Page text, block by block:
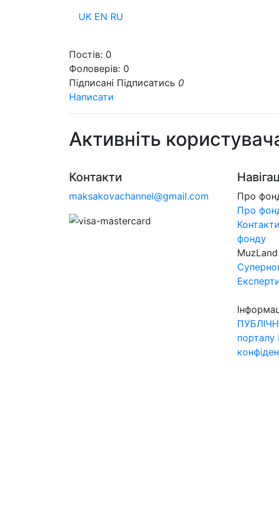
UK EN RU
Постів: 0
Фоловерів: 0
Підписані Підписатись 0
Написати
Активніть
Контакти
maksakovachannel@gmail.com
Про
Про
Контакти
фонду
MuzLand
порталу